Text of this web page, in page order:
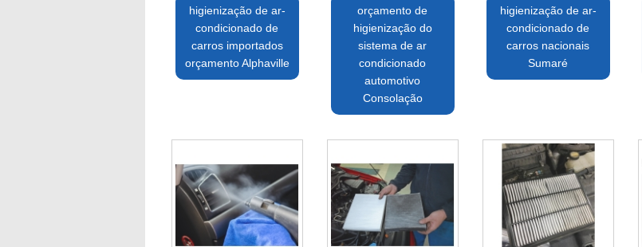
higienização de ar-
condicionado de
carros importados
orçamento Alphaville
orçamento de
higienização do
sistema de ar
condicionado
automotivo
Consolação
higienização de ar-
condicionado de
carros nacionais
Sumaré